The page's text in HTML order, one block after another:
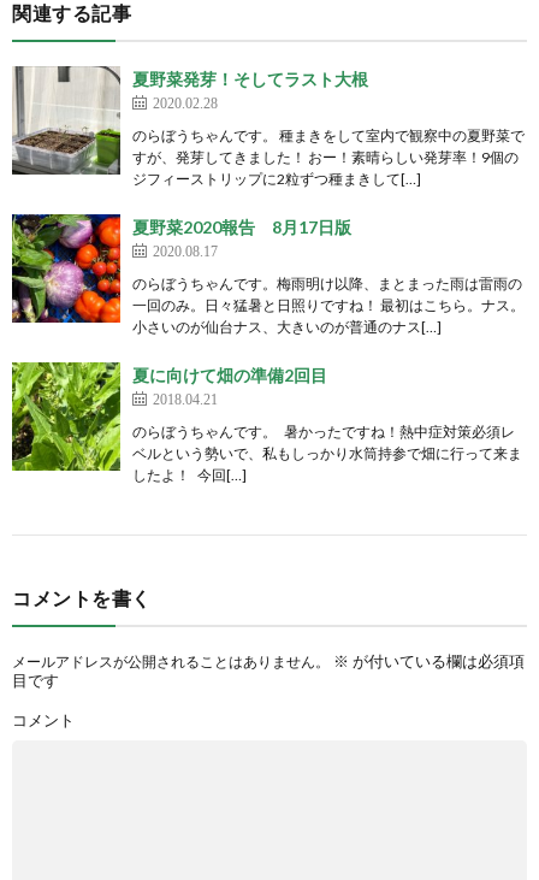
関連する記事
夏野菜発芽！そしてラスト大根
2020.02.28
のらぼうちゃんです。 種まきをして室内で観察中の夏野菜で
すが、発芽してきました！ おー！素晴らしい発芽率！9個の
ジフィーストリップに2粒ずつ種まきして[…]
夏野菜2020報告 8月17日版
2020.08.17
のらぼうちゃんです。梅雨明け以降、まとまった雨は雷雨の
一回のみ。日々猛暑と日照りですね！ 最初はこちら。ナス。
小さいのが仙台ナス、大きいのが普通のナス[…]
夏に向けて畑の準備2回目
2018.04.21
のらぼうちゃんです。 暑かったですね！熱中症対策必須レ
ベルという勢いで、私もしっかり水筒持参で畑に行って来ま
したよ！ 今回[…]
コメントを書く
メールアドレスが公開されることはありません。 ※ が付いている欄は必須項
目です
コメント